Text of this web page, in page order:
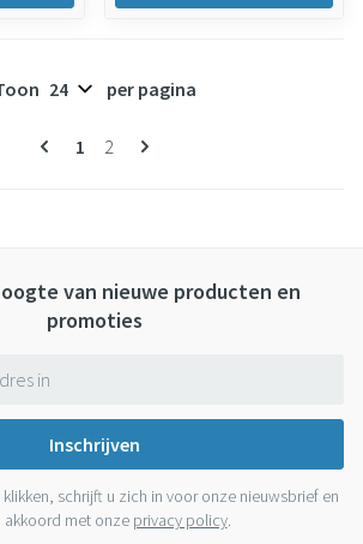
Pagina's
U lees momenteel pagina
1 Pagina
2
per pagina
van nieuwe producten en
promoties
Inschrijven
schrijft u zich in voor onze nieuwsbrief en
akkoord met onze privacy policy.